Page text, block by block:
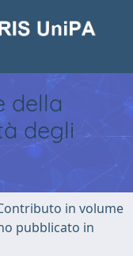
della
degli
in volume
pubblicato in